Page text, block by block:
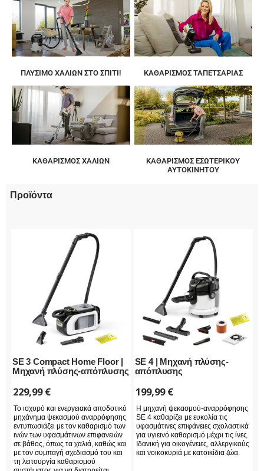
ΠΛΎΣΙΜΟ ΧΑΛΙΏΝ ΣΤΟ ΣΠΊΤΙ! ΚΑΘΑΡΙΣΜΌΣ ΤΑΠΕΤΣΑΡΊΑΣ
ΚΑΘΑΡΙΣΜΌΣ ΧΑΛΙΏΝ
ΚΑΘΑΡΙΣΜΌΣ ΕΣΩΤΕΡΙΚΟΎ
ΑΥΤΟΚΙΝΉΤΟΥ
Προϊόντα
SE 3 Compact Home Floor |
Μηχανή πλύσης-απόπλυσης
229,99€
Το ισχυρό και ενεργειακά αποδοτικό
μηχάνημα ψεκασμού αναρρόφησης
εντυπωσιάζει με τον καθαρισμό των
ινών των υφασμάτινων επιφανειών
σε βάθος, όπως τα χαλιά, καθώς και
με τον συμπαγή σχεδιασμό του και
τη λειτουργία καθαρισμού
SE 4 | Μηχανή πλύσης-
απόπλυσης
199,99€
Η μηχανή ψεκασμού-αναρρόφησης
SE 4 καθαρίζει με ευκολία τις
υφασμάτινες επιφάνειες σχολαστικά
για υγιεινό καθαρισμό μέχρι τις ίνες.
Ιδανική για οικογένειες, αλλεργικούς
και νοικοκυριά με κατοικίδια ζώα.